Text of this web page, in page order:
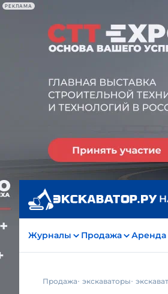
РЕКЛАМА
Журналы Продажа Аренда
Продажа экскаваторы